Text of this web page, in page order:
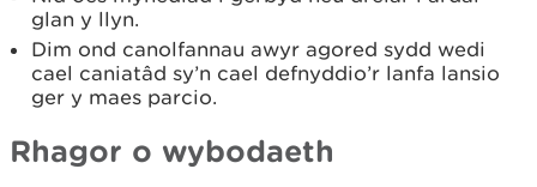
glan y llyn.
Dim ond canolfannau awyr agored sydd wedi
cael caniatâd sy’n cael defnyddio’r lanfa lansio
ger y maes parcio.
Rhagor o wybodaeth